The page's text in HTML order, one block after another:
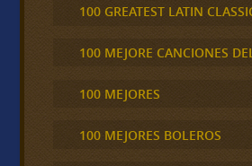
100 GREATEST LATIN
100 MEJORE CANCIONES
100 MEJORES
100 MEJORES BOLEROS